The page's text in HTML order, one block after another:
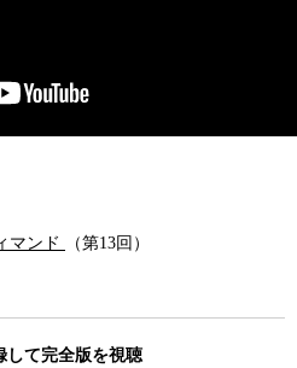
マンド （第13回）
して完全版を視聴